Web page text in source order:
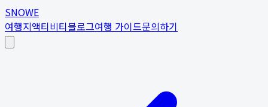
SNOWE
여행지액티비티블로그여행 가이드문의하기